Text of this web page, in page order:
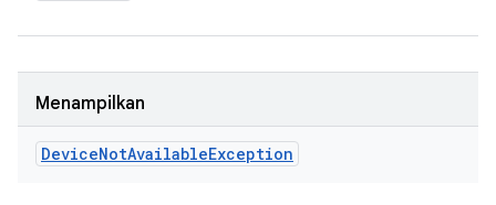
Menampilkan
DeviceNotAvailableException